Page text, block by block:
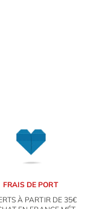
FRAIS DE PORT
À PARTIR DE 35€